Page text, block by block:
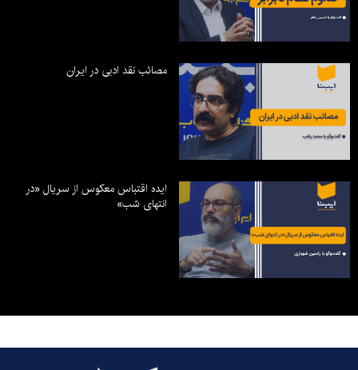
مصائب نقد ادبی در ایران
ایده اقتباس معکوس از سریال «در
انتهای شب»